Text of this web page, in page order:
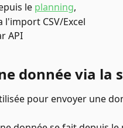
le planning,
l'import CSV/Excel
API
donnée via la
pour envoyer une